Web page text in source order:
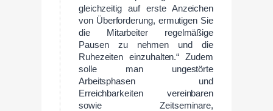
gleichzeitig auf erste Anzeichen
von Überforderung, ermutigen Sie
die Mitarbeiter regelmäßige
Pausen zu nehmen und die
Ruhezeiten einzuhalten.“ Zudem
solle man ungestörte
Arbeitsphasen und
Erreichbarkeiten vereinbaren
sowie Zeitseminare,